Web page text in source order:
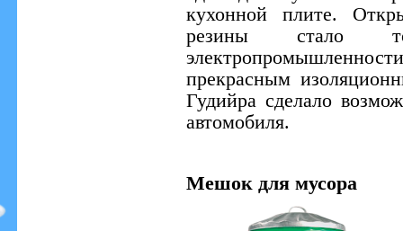
кухонной плите.
резины стало
прекрасным
Гудийра сделало
автомобиля.
Мешок для мусора